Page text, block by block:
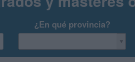
¿En qué provincia?